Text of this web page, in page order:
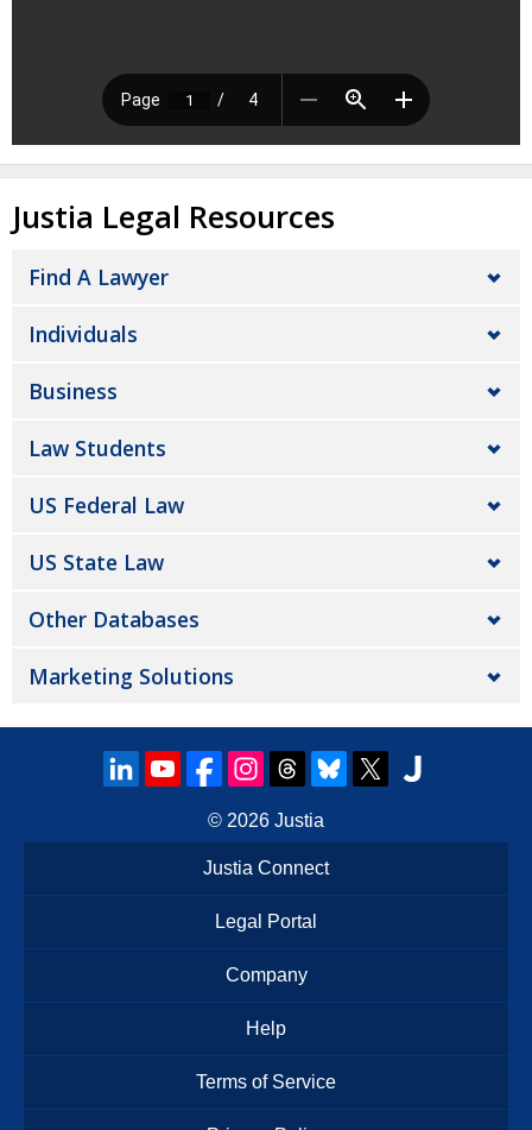
Justia Legal Resources
Find A Lawyer
Individuals
Business
Law Students
US Federal Law
US State Law
Other Databases
Marketing Solutions
© 2026 Justia
Justia Connect
Legal Portal
Company
Help
Terms of Service